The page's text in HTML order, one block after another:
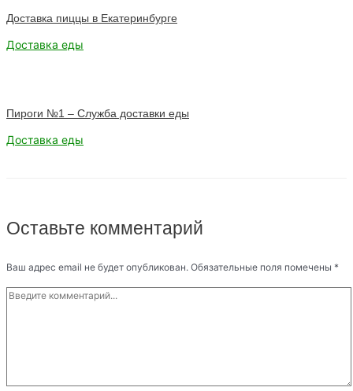
Доставка пиццы в Екатеринбурге
Доставка еды
Пироги №1 – Служба доставки еды
Доставка еды
Оставьте комментарий
Ваш адрес email не будет опубликован. Обязательные поля помечены *
Введите
комментарий...